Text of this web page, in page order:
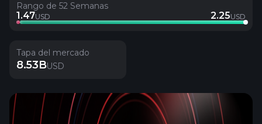
Rango de 52 Semanas
1.47USD 2.25USD
Tapa del mercado
8.53BUSD